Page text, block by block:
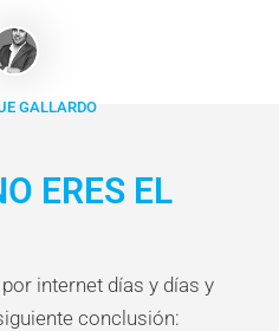
GALLARDO
ERES EL
internet días y días y
conclusión: